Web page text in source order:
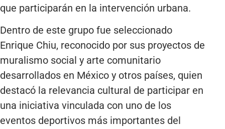
que participarán en la intervención urbana.
Dentro de este grupo fue seleccionado
Enrique Chiu, reconocido por sus proyectos de
muralismo social y arte comunitario
desarrollados en México y otros países, quien
destacó la relevancia cultural de participar en
una iniciativa vinculada con uno de los
eventos deportivos más importantes del